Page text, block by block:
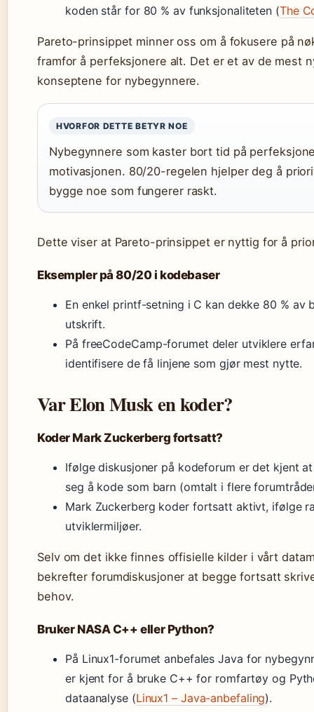
koden står for 80 % av funksjonaliteten (The
Pareto-prinsippet minner oss om å fokusere på
framfor å perfeksjonere alt. Det er et av de mest
konseptene for nybegynnere.
HVORFOR DETTE BETYR NOE
Nybegynnere som kaster bort tid på
motivasjonen. 80/20-regelen hjelper deg å
bygge noe som fungerer raskt.
Dette viser at Pareto-prinsippet er nyttig for å
Eksempler på 80/20 i kodebaser
En enkel printf-setning i C kan dekke 80 % av
utskrift.
På freeCodeCamp-forumet deler utviklere
identifisere de få linjene som gjør mest nytte.
Var Elon Musk en koder?
Koder Mark Zuckerberg fortsatt?
Ifølge diskusjoner på kodeforum er det kjent
seg å kode som barn (omtalt i flere
Mark Zuckerberg koder fortsatt aktivt, ifølge
utviklermiljøer.
Selv om det ikke finnes offisielle kilder i vårt
bekrefter forumdiskusjoner at begge fortsatt
behov.
Bruker NASA C++ eller Python?
På Linux1-forumet anbefales Java for
er kjent for å bruke C++ for romfartøy og
dataanalyse (Linux1 – Java-anbefaling).